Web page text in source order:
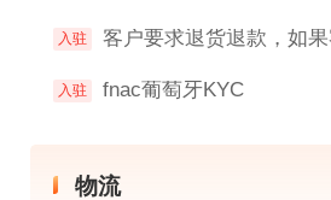
入驻
入驻 fnac葡萄牙KYC
物流